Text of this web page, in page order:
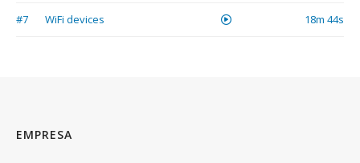
#7 WiFi devices 18m 44s
EMPRESA